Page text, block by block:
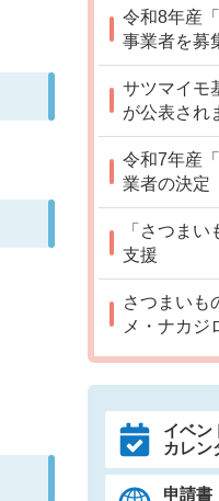
令和8年産
事業者を募
サツマイモ
が公表され
令和7年産
業者の決定
「さつま
支援
さつまいも
メ・ナカジ
イベン
カレン
申請書